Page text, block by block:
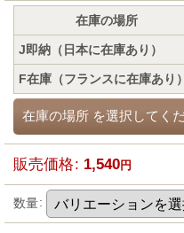
在庫の場所
J即納（日本に在庫あり）
F在庫（フランスに在庫あり）
在庫の場所 を選択してく
販売価格: 1,540円
数量: